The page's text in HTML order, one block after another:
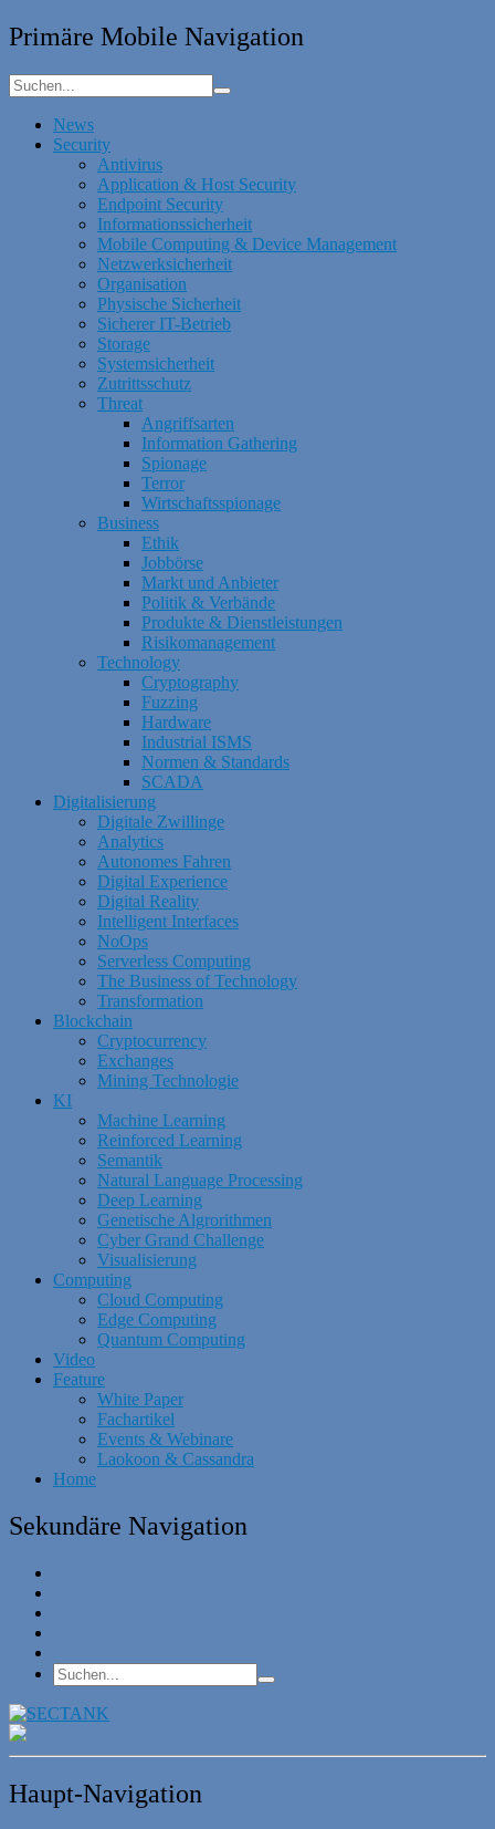
Primäre Mobile Navigation
News
Security
Antivirus
Application & Host Security
Endpoint Security
Informationssicherheit
Mobile Computing & Device Management
Netzwerksicherheit
Organisation
Physische Sicherheit
Sicherer IT-Betrieb
Storage
Systemsicherheit
Zutrittsschutz
Threat
Angriffsarten
Information Gathering
Spionage
Terror
Wirtschaftsspionage
Business
Ethik
Jobbörse
Markt und Anbieter
Politik & Verbände
Produkte & Dienstleistungen
Risikomanagement
Technology
Cryptography
Fuzzing
Hardware
Industrial ISMS
Normen & Standards
SCADA
Digitalisierung
Digitale Zwillinge
Analytics
Autonomes Fahren
Digital Experience
Digital Reality
Intelligent Interfaces
NoOps
Serverless Computing
The Business of Technology
Transformation
Blockchain
Cryptocurrency
Exchanges
Mining Technologie
KI
Machine Learning
Reinforced Learning
Semantik
Natural Language Processing
Deep Learning
Genetische Algrorithmen
Cyber Grand Challenge
Visualisierung
Computing
Cloud Computing
Edge Computing
Quantum Computing
Video
Feature
White Paper
Fachartikel
Events & Webinare
Laokoon & Cassandra
Home
Sekundäre Navigation
Haupt-Navigation